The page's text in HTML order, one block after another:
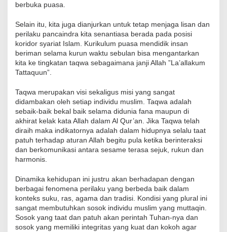
berbuka puasa.
Selain itu, kita juga dianjurkan untuk tetap menjaga lisan dan
perilaku pancaindra kita senantiasa berada pada posisi
koridor syariat Islam. Kurikulum puasa mendidik insan
beriman selama kurun waktu sebulan bisa mengantarkan
kita ke tingkatan taqwa sebagaimana janji Allah ”La’allakum
Tattaquun”.
Taqwa merupakan visi sekaligus misi yang sangat
didambakan oleh setiap individu muslim. Taqwa adalah
sebaik-baik bekal baik selama didunia fana maupun di
akhirat kelak kata Allah dalam Al Qur’an. Jika Taqwa telah
diraih maka indikatornya adalah dalam hidupnya selalu taat
patuh terhadap aturan Allah begitu pula ketika berinteraksi
dan berkomunikasi antara sesame terasa sejuk, rukun dan
harmonis.
Dinamika kehidupan ini justru akan berhadapan dengan
berbagai fenomena perilaku yang berbeda baik dalam
konteks suku, ras, agama dan tradisi. Kondisi yang plural ini
sangat membutuhkan sosok individu muslim yang muttaqin.
Sosok yang taat dan patuh akan perintah Tuhan-nya dan
sosok yang memiliki integritas yang kuat dan kokoh agar